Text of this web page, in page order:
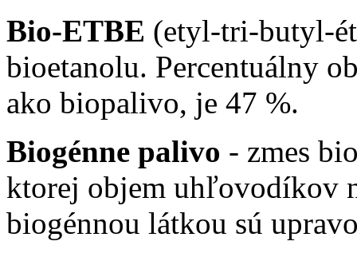
Bio-ETBE (etyl-tri-butyl-
bioetanolu. Percentuálny
ako biopalivo, je 47 %.
Biogénne palivo - zmes
ktorej objem uhľovodíkov
biogénnou látkou sú